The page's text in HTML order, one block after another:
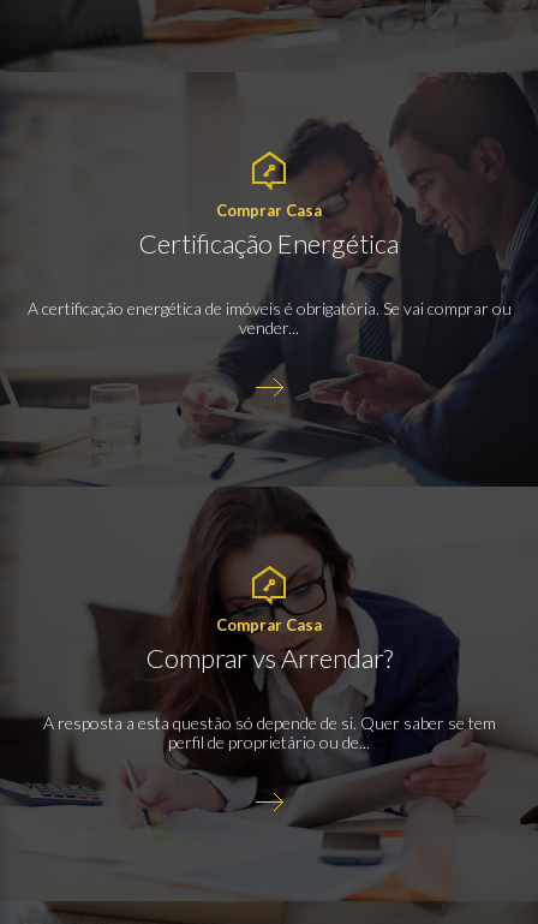
Comprar Casa
Certificação Energética
A certificação energética de imóveis é obrigatória. Se vai comprar ou
vender...
Comprar Casa
Comprar vs Arrendar?
A resposta a esta questão só depende de si. Quer saber se tem
perfil de proprietário ou de...